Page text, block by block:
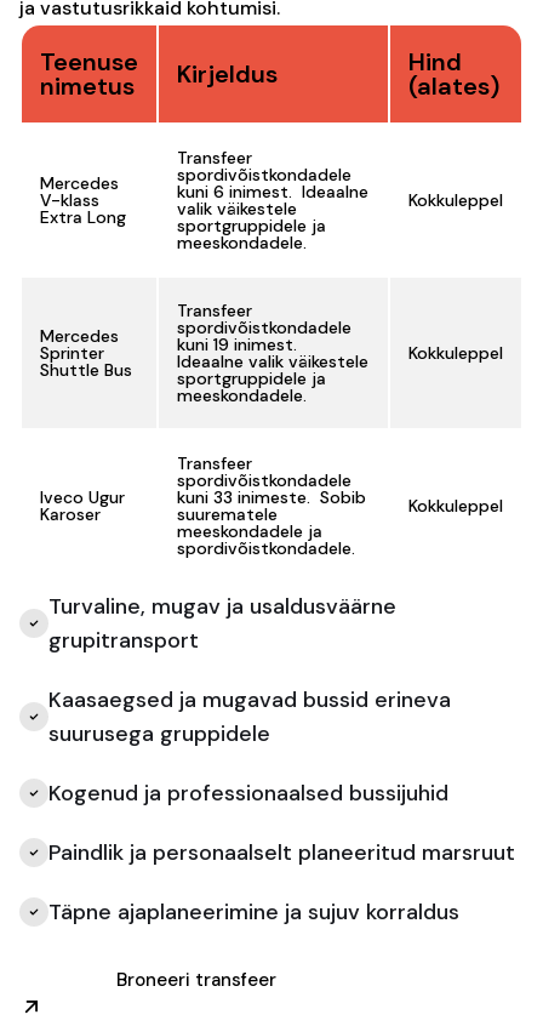
ja vastutusrikkaid kohtumisi.
Teenuse
nimetus Kirjeldus Hind
(alates)
Mercedes
V-klass
Extra Long
Transfeer
spordivõistkondadele
kuni 6 inimest. Ideaalne
valik väikestele
sportgruppidele ja
meeskondadele.
Kokkuleppel
Mercedes
Sprinter
Shuttle Bus
Transfeer
spordivõistkondadele
kuni 19 inimest.
Ideaalne valik väikestele
sportgruppidele ja
meeskondadele.
Kokkuleppel
Iveco Ugur
Karoser
Transfeer
spordivõistkondadele
kuni 33 inimeste. Sobib
suurematele
meeskondadele ja
spordivõistkondadele.
Kokkuleppel
Turvaline, mugav ja usaldusväärne
grupitransport
Kaasaegsed ja mugavad bussid erineva
suurusega gruppidele
Kogenud ja professionaalsed bussijuhid
Paindlik ja personaalselt planeeritud marsruut
Täpne ajaplaneerimine ja sujuv korraldus
Broneeri transfeer